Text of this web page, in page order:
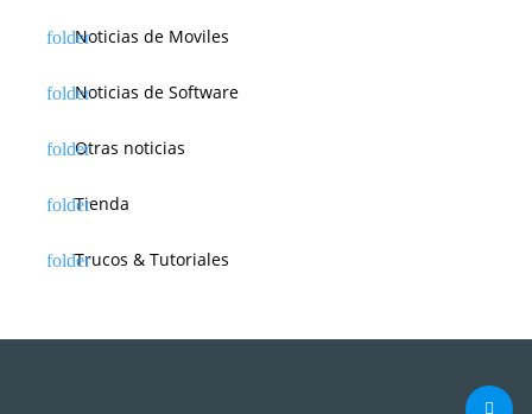
Noticias de Moviles
Noticias de Software
Otras noticias
Tienda
Trucos & Tutoriales